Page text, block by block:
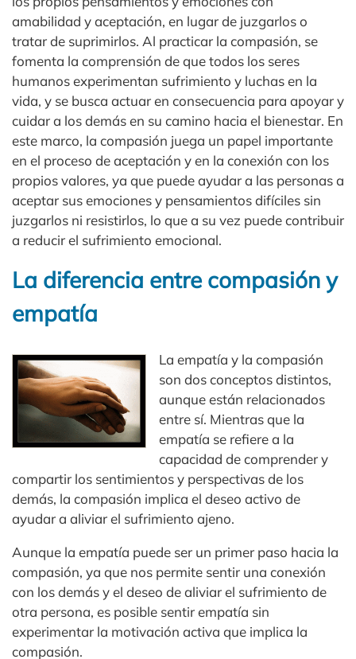
amabilidad y aceptación, en lugar de juzgarlos o
tratar de suprimirlos. Al practicar la compasión, se
fomenta la comprensión de que todos los seres
humanos experimentan sufrimiento y luchas en la
vida, y se busca actuar en consecuencia para apoyar y
cuidar a los demás en su camino hacia el bienestar. En
este marco, la compasión juega un papel importante
en el proceso de aceptación y en la conexión con los
propios valores, ya que puede ayudar a las personas a
aceptar sus emociones y pensamientos difíciles sin
juzgarlos ni resistirlos, lo que a su vez puede contribuir
a reducir el sufrimiento emocional.
La diferencia entre compasión y
empatía
La empatía y la compasión
son dos conceptos distintos,
aunque están relacionados
entre sí. Mientras que la
empatía se refiere a la
capacidad de comprender y
compartir los sentimientos y perspectivas de los
demás, la compasión implica el deseo activo de
ayudar a aliviar el sufrimiento ajeno.
Aunque la empatía puede ser un primer paso hacia la
compasión, ya que nos permite sentir una conexión
con los demás y el deseo de aliviar el sufrimiento de
otra persona, es posible sentir empatía sin
experimentar la motivación activa que implica la
compasión.